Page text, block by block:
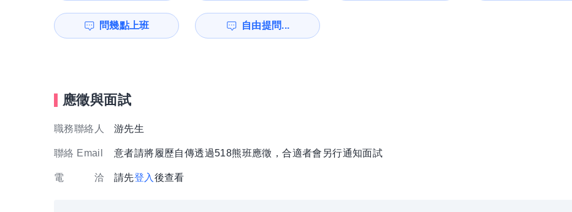
問幾點上班 自由提問...
應徵與面試
職務聯絡人 游先生
聯絡 Email 意者請將履歷自傳透過518熊班應徵，合適者會另行通知面試
電 洽 請先登入 後查看